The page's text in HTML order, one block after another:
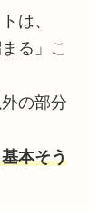
は、
る」こ
の部分
本そう